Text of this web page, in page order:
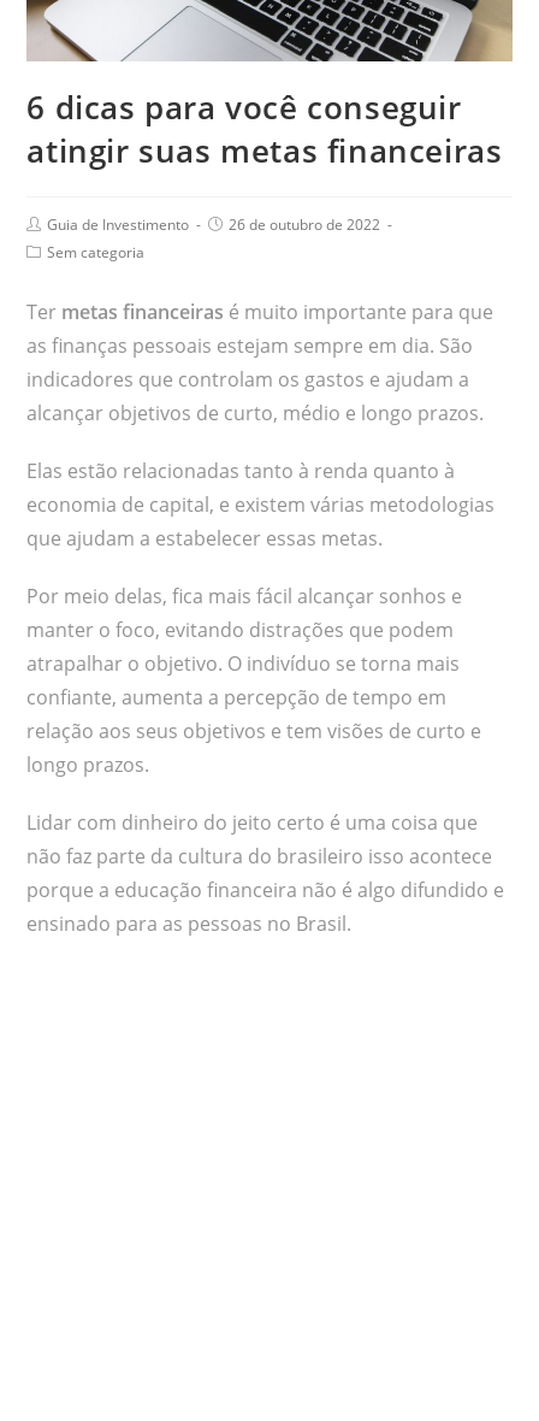
6 dicas para você conseguir
atingir suas metas financeiras
Guia de Investimento
26 de outubro de 2022
Sem categoria
Ter metas financeiras é muito importante para que
as finanças pessoais estejam sempre em dia. São
indicadores que controlam os gastos e ajudam a
alcançar objetivos de curto, médio e longo prazos.
Elas estão relacionadas tanto à renda quanto à
economia de capital, e existem várias metodologias
que ajudam a estabelecer essas metas.
Por meio delas, fica mais fácil alcançar sonhos e
manter o foco, evitando distrações que podem
atrapalhar o objetivo. O indivíduo se torna mais
confiante, aumenta a percepção de tempo em
relação aos seus objetivos e tem visões de curto e
longo prazos.
Lidar com dinheiro do jeito certo é uma coisa que
não faz parte da cultura do brasileiro isso acontece
porque a educação financeira não é algo difundido e
ensinado para as pessoas no Brasil.